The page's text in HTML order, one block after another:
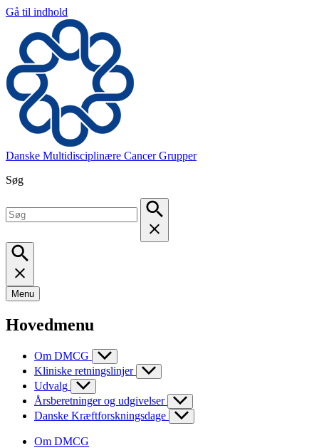
Gå til indhold
Danske Multidisciplinære Cancer Grupper
Søg
Menu
Hovedmenu
Om DMCG
Kliniske retningslinjer
Udvalg
Årsberetninger og udgivelser
Danske Kræftforskningsdage
Om DMCG